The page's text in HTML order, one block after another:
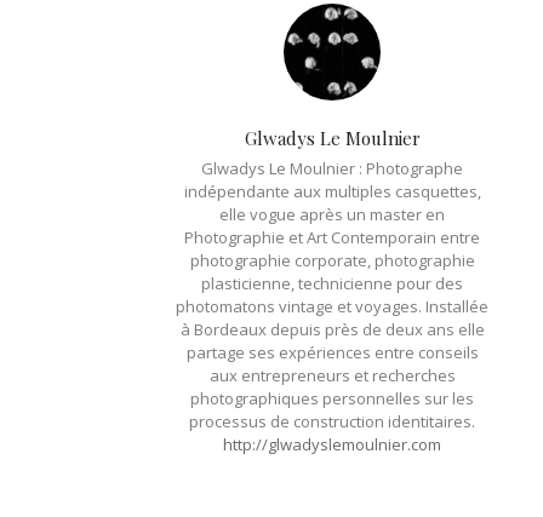
Glwadys Le Moulnier
Glwadys Le Moulnier : Photographe
indépendante aux multiples casquettes,
elle vogue après un master en
Photographie et Art Contemporain entre
photographie corporate, photographie
plasticienne, technicienne pour des
photomatons vintage et voyages. Installée
à Bordeaux depuis près de deux ans elle
partage ses expériences entre conseils
aux entrepreneurs et recherches
photographiques personnelles sur les
processus de construction identitaires.
http://glwadyslemoulnier.com